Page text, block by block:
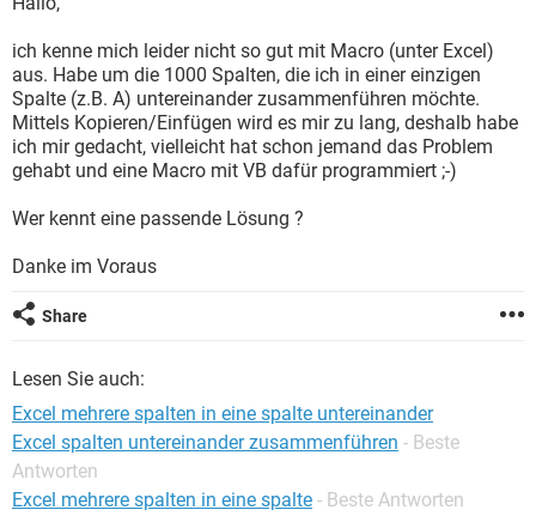
WINDOWS 10
WHATSAPP TIKTOK
FACEBOOK HARDWARE
WINDOWS 10 INSTAGRAM
WHATSAPP TIKTOK
FACEBOOK HARDWARE
ich kenne mich leider nicht so gut mit Macro (unter Excel)
aus. Habe um die 1000 Spalten, die ich in einer einzigen
Spalte (z.B. A) untereinander zusammenführen möchte.
Mittels Kopieren/Einfügen wird es mir zu lang, deshalb habe
ich mir gedacht, vielleicht hat schon jemand das Problem
gehabt und eine Macro mit VB dafür programmiert ;-)
Wer kennt eine passende Lösung ?
Danke im Voraus
Share
Lesen Sie auch:
Excel mehrere spalten in eine spalte untereinander
Excel spalten untereinander zusammenführen - Beste
Antworten
Excel mehrere spalten in eine spalte - Beste Antworten